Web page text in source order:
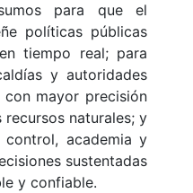
para que el
políticas públicas
tiempo real; para
y autoridades
con mayor precisión
naturales; y
academia y
sustentadas
y confiable.